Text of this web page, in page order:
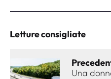
Letture consigliate
Una